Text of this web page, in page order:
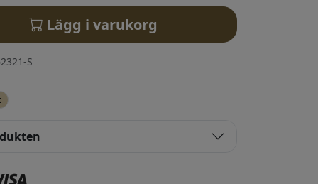
Lägg i varukorg
S